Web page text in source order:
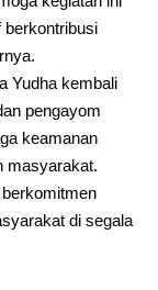
berkontribusi
Yudha kembali
pengayom
keamanan
masyarakat.
di segala